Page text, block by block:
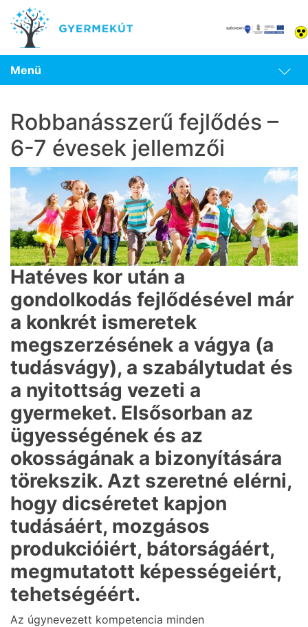
Menü
Robbanásszerű fejlődés –
6-7 évesek jellemzői
Hatéves kor után a
gondolkodás fejlődésével már
a konkrét ismeretek
megszerzésének a vágya (a
tudásvágy), a szabálytudat és
a nyitottság vezeti a
gyermeket. Elsősorban az
ügyességének és az
okosságának a bizonyítására
törekszik. Azt szeretné elérni,
hogy dicséretet kapjon
tudásáért, mozgásos
produkcióiért, bátorságáért,
megmutatott képességeiért,
tehetségéért.
Az úgynevezett kompetencia minden